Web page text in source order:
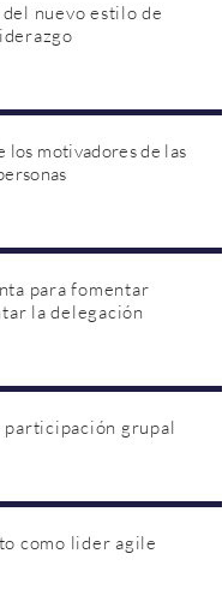
nuevo estilo de
los motivadores de las
para fomentar
la delegación
participación grupal
como lider agile